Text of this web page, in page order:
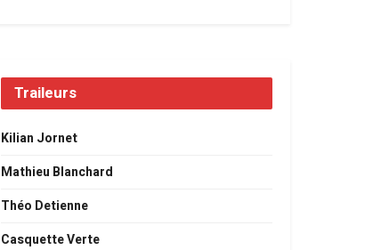
Traileurs
Kilian Jornet
Mathieu Blanchard
Théo Detienne
Casquette Verte